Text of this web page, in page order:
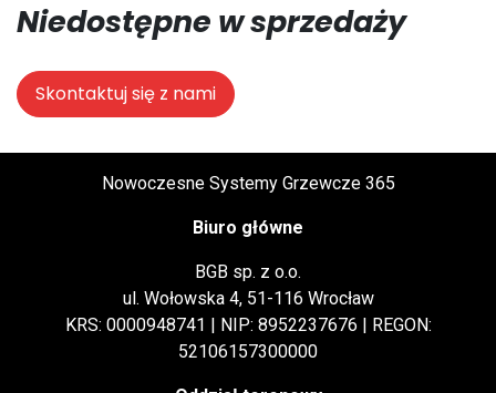
Niedostępne w sprzedaży
Skontaktuj się z nami
Nowoczesne Systemy Grzewcze 365
Biuro główne
BGB sp. z o.o.
ul. Wołowska 4, 51-116 Wrocław
KRS: 0000948741 | NIP: 8952237676 | REGON:
52106157300000